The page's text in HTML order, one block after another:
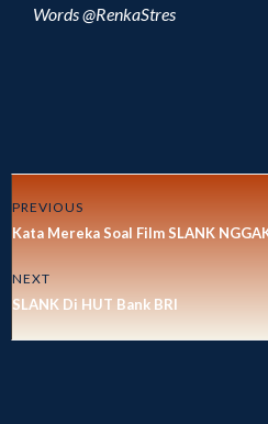
Words @RenkaStres
PREVIOUS
Kata Mereka Soal Film SLANK
NEXT
SLANK Di HUT Bank BRI